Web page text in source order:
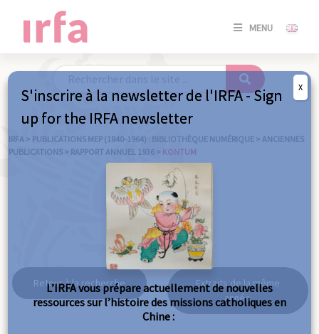
MENU
SE
/
IRFA > PUBLICATIONS MEP (1840-1964) : BIBLIOTHÈQUE NUMÉRIQUE > ANCIENNES
PUBLICATIONS > RAPPORT ANNUEL 1936 > KONTUM
Kontum
Retour à la recherche
Extraits de la même
année
S'inscrire à la newsletter de l'IRFA - Sign
up for the IRFA newsletter
L’IRFA vous prépare actuellement de nouvelles
ressources sur l’histoire des missions catholiques en
Chine :
X